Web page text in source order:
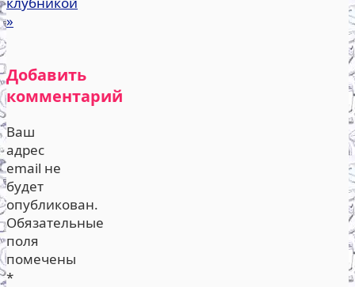
»
Добавить
комментарий
Ваш
адрес
email не
будет
опубликован.
Обязательные
поля
помечены
*